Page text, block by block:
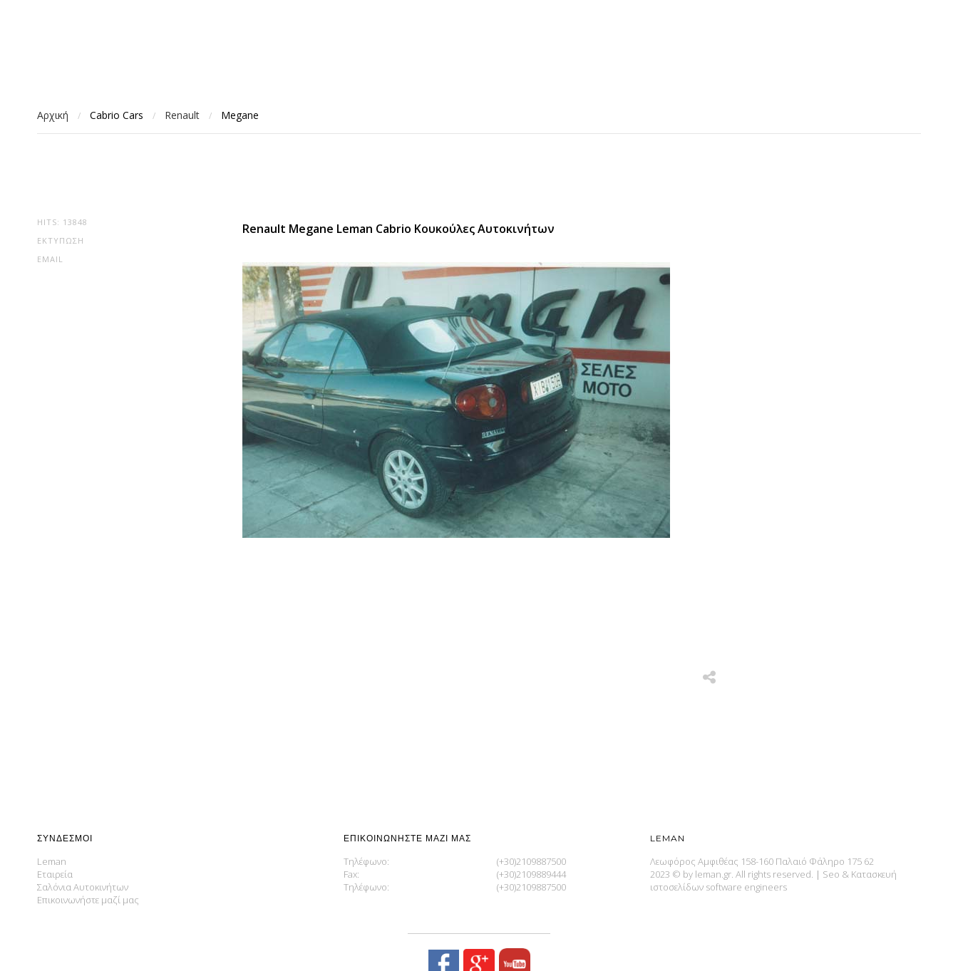
Αρχική / Cabrio Cars / Renault / Megane
HITS: 13848
ΕΚΤΎΠΩΣΗ
EMAIL
Renault Megane Leman Cabrio Κουκούλες Αυτοκινήτων
ΣΎΝΔΕΣΜΟΙ
Leman
Εταιρεία
Σαλόνια Αυτοκινήτων
Επικοινωνήστε μαζί μας
ΕΠΙΚΟΙΝΩΝΉΣΤΕ ΜΑΖΊ ΜΑΣ
Τηλέφωνο:
Fax:
Τηλέφωνο:
(+30)2109887500
(+30)2109889444
(+30)2109887500
LEMAN
Λεωφόρος Αμφιθέας 158-160 Παλαιό Φάληρο 175 62
2023 © by leman.gr. All rights reserved. | Seo & Κατασκευή
ιστοσελίδων software engineers